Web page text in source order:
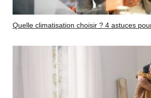
Quelle climatisation choisir ? 4 astuces